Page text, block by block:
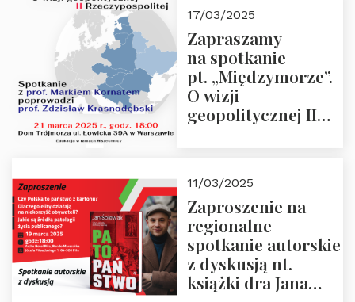
“Rosja-Niemcy…”
17/03/2025
Zapraszamy
na spotkanie
pt. „Międzymorze”.
O wizji
geopolitycznej II
i prof.
Krasnodębski
11/03/2025
Zaproszenie na
regionalne
spotkanie autorskie
z dyskusją nt.
książki dra Jana